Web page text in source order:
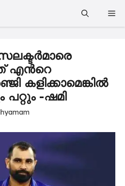
എന്‍റെ
കളിക്കാമെങ്കിൽ
-ഷമി